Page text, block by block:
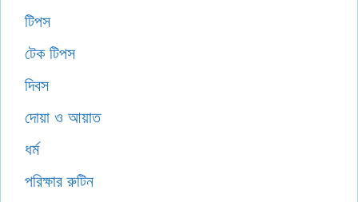
টিপস
টেক টিপস
দিবস
দোয়া ও আয়াত
ধর্ম
পরিক্ষার রুটিন